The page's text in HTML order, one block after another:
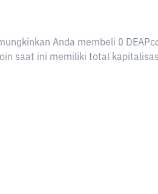
Anda membeli 0
saat ini memiliki total